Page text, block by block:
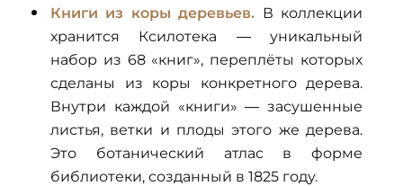
Книги из коры деревьев. В коллекции
хранится Ксилотека — уникальный
набор из 68 «книг», переплёты которых
сделаны из коры конкретного дерева.
Внутри каждой «книги» — засушенные
листья, ветки и плоды этого же дерева.
Это ботанический атлас в форме
библиотеки, созданный в 1825 году.